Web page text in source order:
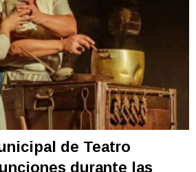
de Teatro
durante las